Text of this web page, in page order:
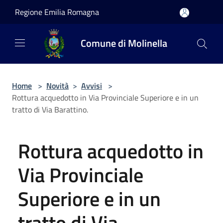
Regione Emilia Romagna
Comune di Molinella
Home > Novità > Avvisi >
Rottura acquedotto in Via Provinciale Superiore e in un
tratto di Via Barattino.
Rottura acquedotto in
Via Provinciale
Superiore e in un